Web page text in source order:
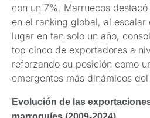
con un 7%. Marruecos
en el ranking global, al
lugar en tan solo un año,
top cinco de exportadores a
reforzando su posición como
emergentes más dinámicos del
Evolución de las